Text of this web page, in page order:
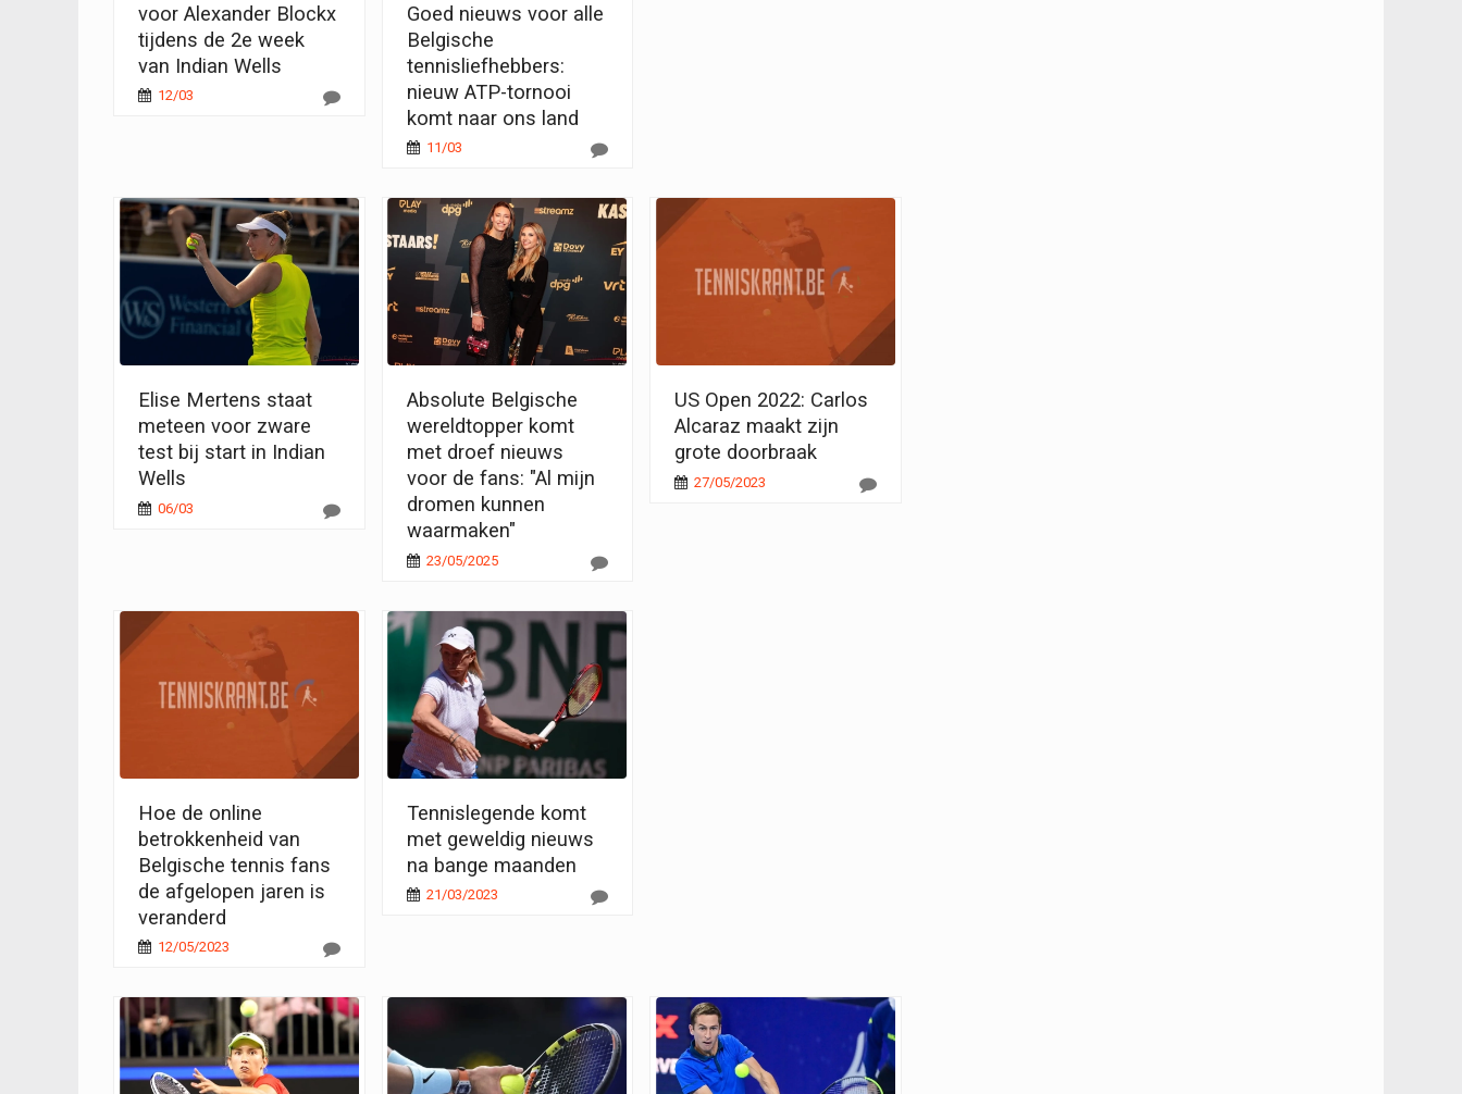
voor Alexander Blockx
tijdens de 2e week
van Indian Wells
12/03
Goed nieuws voor alle
Belgische
tennisliefhebbers:
nieuw ATP-tornooi
komt naar ons land
11/03
Elise Mertens staat
meteen voor zware
test bij start in Indian
Wells
06/03
Absolute Belgische
wereldtopper komt
met droef nieuws
voor de fans: "Al mijn
dromen kunnen
waarmaken"
23/05/2025
US Open 2022: Carlos
Alcaraz maakt zijn
grote doorbraak
27/05/2023
Hoe de online
betrokkenheid van
Belgische tennis fans
de afgelopen jaren is
veranderd
12/05/2023
Tennislegende komt
met geweldig nieuws
na bange maanden
21/03/2023